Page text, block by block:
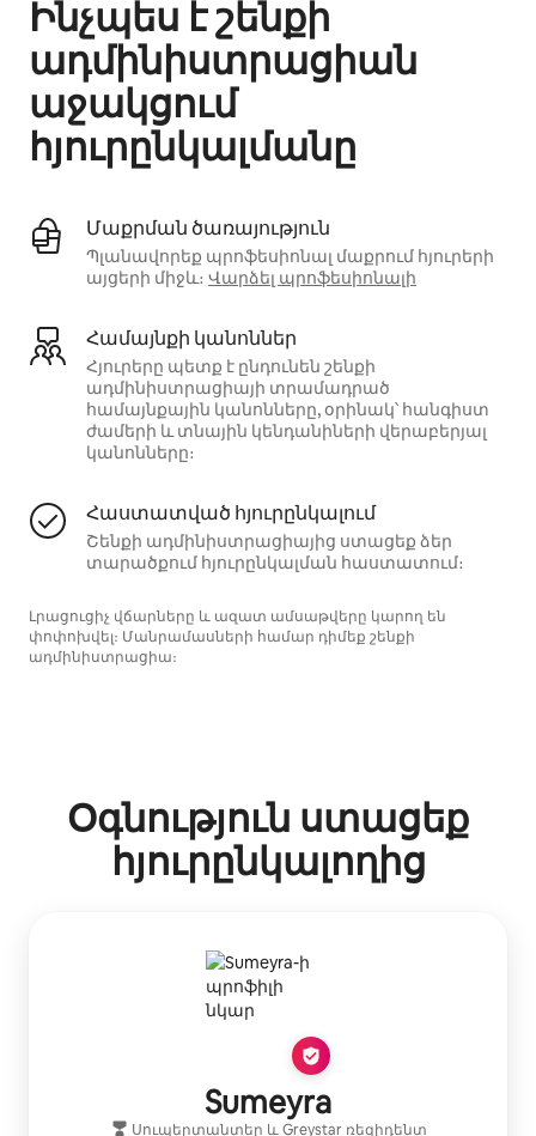
Ինչպես է շենքի
ադմինիստրացիան
աջակցում
հյուրընկալմանը
Մաքրման ծառայություն
Պլանավորեք պրոֆեսիոնալ մաքրում հյուրերի
այցերի միջև։ Վարձել պրոֆեսիոնալի
Համայնքի կանոններ
Հյուրերը պետք է ընդունեն շենքի
ադմինիստրացիայի տրամադրած
համայնքային կանոնները, օրինակ՝ հանգիստ
ժամերի և տնային կենդանիների վերաբերյալ
կանոնները։
Հաստատված հյուրընկալում
Շենքի ադմինիստրացիայից ստացեք ձեր
տարածքում հյուրընկալման հաստատում։
Լրացուցիչ վճարները և ազատ ամսաթվերը կարող են
փոփոխվել։ Մանրամասների համար դիմեք շենքի
ադմինիստրացիա։
Օգնություն ստացեք
հյուրընկալողից
Sumeyra
Սուպերտանտեր ևGreystarռեզիդենտ